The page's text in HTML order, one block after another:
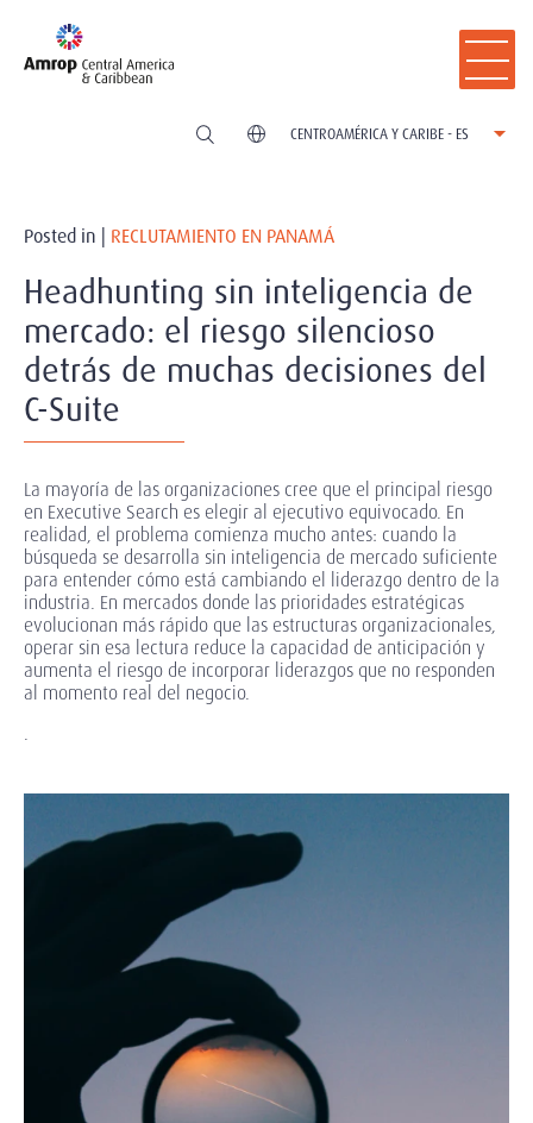
CENTROAMÉRICA Y CARIBE - ES
Posted in | RECLUTAMIENTO EN PANAMÁ
Headhunting sin inteligencia de
mercado: el riesgo silencioso
detrás de muchas decisiones del
C-Suite
La mayoría de las organizaciones cree que el principal riesgo
en Executive Search es elegir al ejecutivo equivocado. En
realidad, el problema comienza mucho antes: cuando la
búsqueda se desarrolla sin inteligencia de mercado suficiente
para entender cómo está cambiando el liderazgo dentro de la
industria. En mercados donde las prioridades estratégicas
evolucionan más rápido que las estructuras organizacionales,
operar sin esa lectura reduce la capacidad de anticipación y
aumenta el riesgo de incorporar liderazgos que no responden
al momento real del negocio.
.